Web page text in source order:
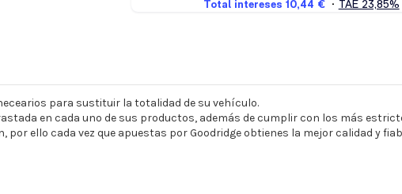
para sustituir la totalidad de su vehículo.
en cada uno de sus productos, además de cumplir con los más
por ello cada vez que apuestas por Goodridge obtienes la mejor calidad y